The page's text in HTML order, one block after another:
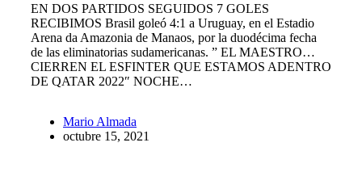
EN DOS PARTIDOS SEGUIDOS 7 GOLES
RECIBIMOS Brasil goleó 4:1 a Uruguay, en el Estadio
Arena da Amazonia de Manaos, por la duodécima fecha
de las eliminatorias sudamericanas. ” EL MAESTRO…
CIERREN EL ESFINTER QUE ESTAMOS ADENTRO
DE QATAR 2022″ NOCHE…
Mario Almada
octubre 15, 2021